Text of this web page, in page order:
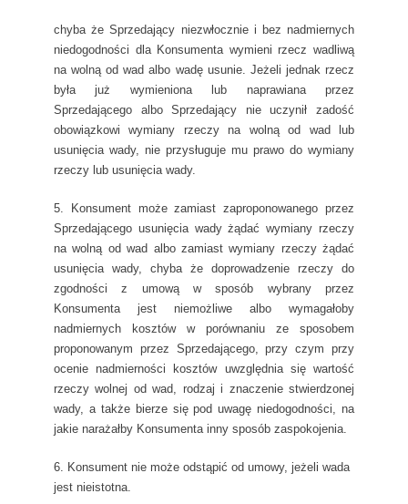
chyba że Sprzedający niezwłocznie i bez nadmiernych
niedogodności dla Konsumenta wymieni rzecz wadliwą
na wolną od wad albo wadę usunie. Jeżeli jednak rzecz
była już wymieniona lub naprawiana przez
Sprzedającego albo Sprzedający nie uczynił zadość
obowiązkowi wymiany rzeczy na wolną od wad lub
usunięcia wady, nie przysługuje mu prawo do wymiany
rzeczy lub usunięcia wady.
5. Konsument może zamiast zaproponowanego przez
Sprzedającego usunięcia wady żądać wymiany rzeczy
na wolną od wad albo zamiast wymiany rzeczy żądać
usunięcia wady, chyba że doprowadzenie rzeczy do
zgodności z umową w sposób wybrany przez
Konsumenta jest niemożliwe albo wymagałoby
nadmiernych kosztów w porównaniu ze sposobem
proponowanym przez Sprzedającego, przy czym przy
ocenie nadmierności kosztów uwzględnia się wartość
rzeczy wolnej od wad, rodzaj i znaczenie stwierdzonej
wady, a także bierze się pod uwagę niedogodności, na
jakie narażałby Konsumenta inny sposób zaspokojenia.
6. Konsument nie może odstąpić od umowy, jeżeli wada
jest nieistotna.